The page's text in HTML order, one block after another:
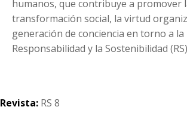
humanos, que contribuye a promover
transformación social, la virtud
generación de conciencia en torno a la
Responsabilidad y la Sostenibilidad
Revista: RS 8